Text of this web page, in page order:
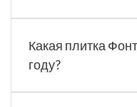
Какая плитка
году?